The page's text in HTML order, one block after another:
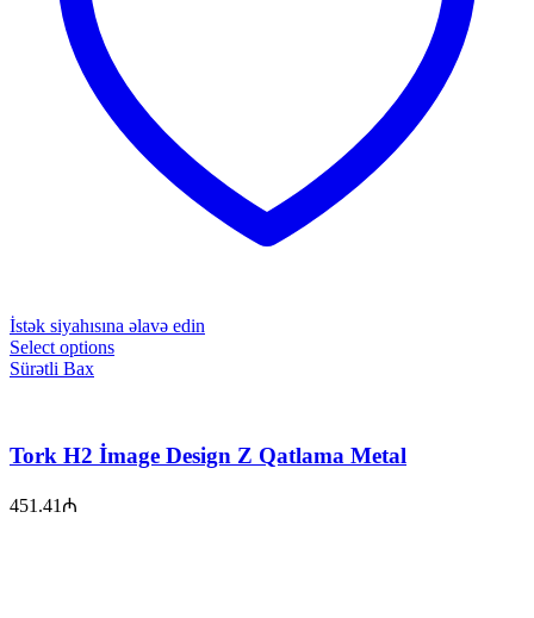
İstək siyahısına əlavə edin
Select options
Sürətli Bax
Tork H2 İmage Design Z Qatlama Metal
451.41 ₼